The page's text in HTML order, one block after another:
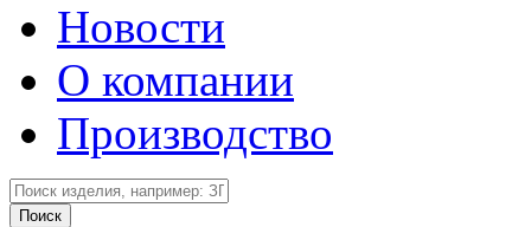
Новости
О компании
Производство